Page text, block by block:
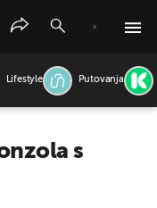
Lifestyle Putovanja
s